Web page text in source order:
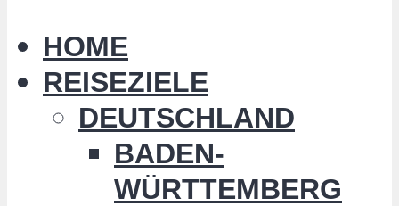
HOME
REISEZIELE
DEUTSCHLAND
BADEN-
WÜRTTEMBERG